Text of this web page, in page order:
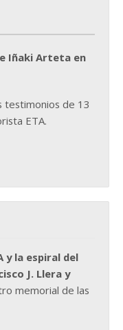
Iñaki Arteta en
testimonios de 13
ETA.
y la espiral del
J. Llera y
memorial de las